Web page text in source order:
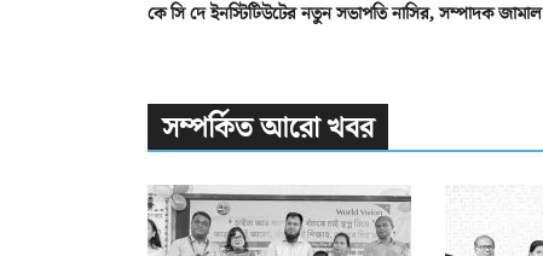
কে সি দে ইনস্টিটিউটের নতুন সভাপতি নাসির, সম্পাদক জামাল
সম্পর্কিত আরো খবর